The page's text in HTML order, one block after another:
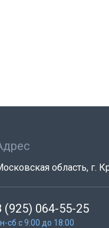
область, г.
(925) 064-55-25
сб с 9:00 до 18:00